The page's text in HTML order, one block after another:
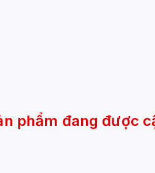
phẩm đang được